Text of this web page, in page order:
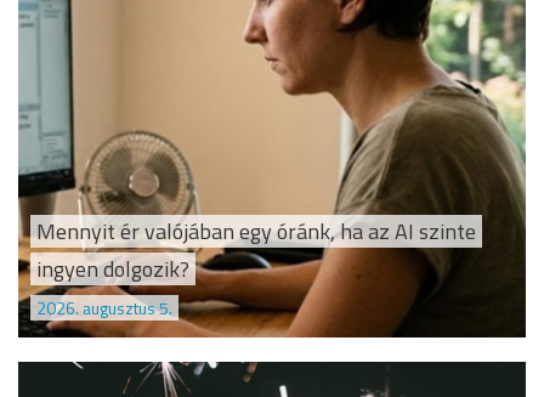
Mennyit ér valójában egy óránk, ha az AI szinte
ingyen dolgozik?
2026. augusztus 5.